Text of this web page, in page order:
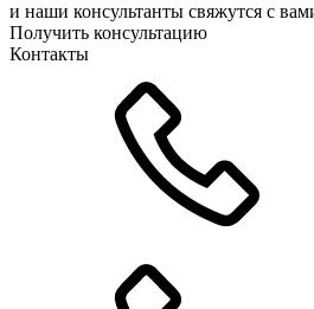
и наши консультанты свяжутся с
Получить консультацию
Контакты